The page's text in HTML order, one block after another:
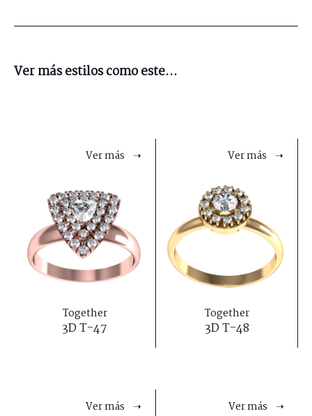
Ver más estilos como este...
Ver más ➝
Together
3D T-47
Ver más ➝
Together
3D T-48
Ver más ➝ Ver más ➝